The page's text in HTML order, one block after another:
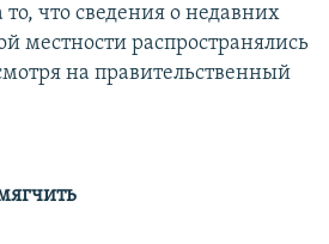
что сведения о недавних
местности распространялись
на правительственный